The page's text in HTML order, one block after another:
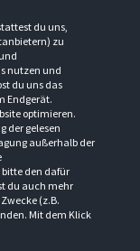
du uns,
zu
nutzen und
du uns das
Endgerät.
optimieren.
der gelesen
außerhalb der
den dafür
du auch mehr
(z.B.
Mit dem Klick